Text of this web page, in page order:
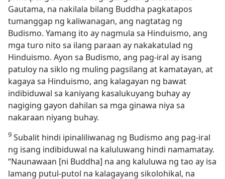
Gautama, na nakilala bilang Buddha pagkatapos
tumanggap ng kaliwanagan, ang nagtatag ng
Budismo. Yamang ito ay nagmula sa Hinduismo, ang
mga turo nito sa ilang paraan ay nakakatulad ng
Hinduismo. Ayon sa Budismo, ang pag-iral ay isang
patuloy na siklo ng muling pagsilang at kamatayan, at
kagaya sa Hinduismo, ang kalagayan ng bawat
indibiduwal sa kaniyang kasalukuyang buhay ay
nagiging gayon dahilan sa mga ginawa niya sa
nakaraan niyang buhay.
9 Subalit hindi ipinaliliwanag ng Budismo ang pag-iral
ng isang indibiduwal na kaluluwang hindi namamatay.
“Naunawaan [ni Buddha] na ang kaluluwa ng tao ay isa
lamang putul-putol na kalagayang sikolohikal, na